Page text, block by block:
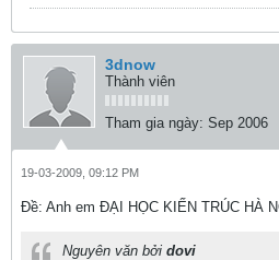
3dnow
Thành viên
Tham gia ngày: Sep 2006
19-03-2009, 09:12 PM
Ðề: Anh em ĐẠI HỌC KIẾN TRÚC HÀ
Nguyên văn bởi dovi